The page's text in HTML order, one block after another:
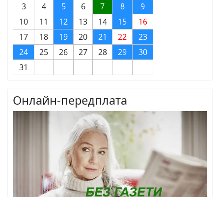
3
4 5 6 7 8
9
10
11 12 13 14 15
16
17
18 19 20 21 22
23
24
25 26 27 28 29
30
31
Онлайн-передплата